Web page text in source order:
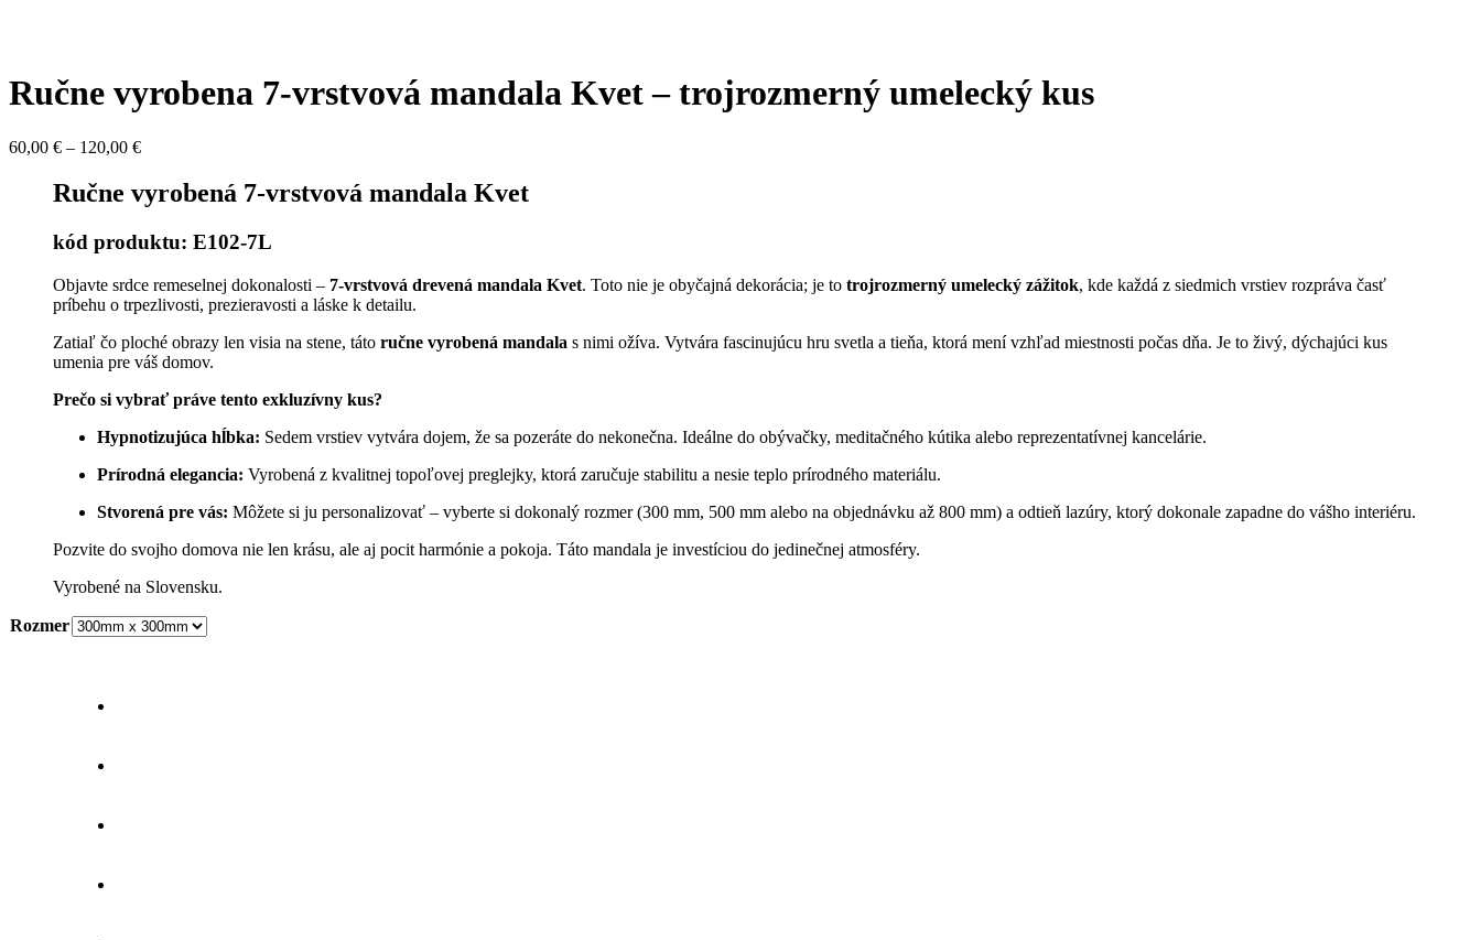
Ručne vyrobena 7-vrstvová mandala Kvet – trojrozmerný umelecký kus
60,00 € – 120,00 €Price
60,00 €
through
Ručne vyrobená 7-vrstvová mandala Kvet
kód produktu: E102-7L
Objavte srdce remeselnej dokonalosti – 7-vrstvová drevená mandala Kvet. Toto nie je obyčajná dekorácia; je to trojrozmerný umelecký zážitok, kde každá z siedmich vrstiev rozpráva časť
príbehu o trpezlivosti, prezieravosti a láske k detailu.
Zatiaľ čo ploché obrazy len visia na stene, táto ručne vyrobená mandala s nimi ožíva. Vytvára fascinujúcu hru svetla a tieňa, ktorá mení vzhľad miestnosti počas dňa. Je to živý, dýchajúci kus
umenia pre váš domov.
Prečo si vybrať práve tento exkluzívny kus?
Hypnotizujúca hĺbka: Sedem vrstiev vytvára dojem, že sa pozeráte do nekonečna. Ideálne do obývačky, meditačného kútika alebo reprezentatívnej kancelárie.
Prírodná elegancia: Vyrobená z kvalitnej topoľovej preglejky, ktorá zaručuje stabilitu a nesie teplo prírodného materiálu.
Stvorená pre vás: Môžete si ju personalizovať – vyberte si dokonalý rozmer (300 mm, 500 mm alebo na objednávku až 800 mm) a odtieň lazúry, ktorý dokonale zapadne do vášho interiéru.
Pozvite do svojho domova nie len krásu, ale aj pocit harmónie a pokoja. Táto mandala je investíciou do jedinečnej atmosféry.
Vyrobené na Slovensku.
Rozmer